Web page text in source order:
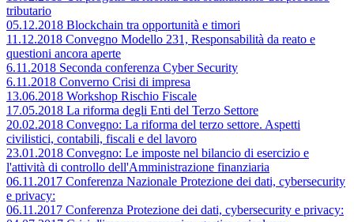
tributario
05.12.2018 Blockchain tra opportunità e timori
11.12.2018 Convegno Modello 231, Responsabilità da reato e
questioni ancora aperte
6.11.2018 Seconda conferenza Cyber Security
6.11.2018 Converno Crisi di impresa
13.06.2018 Workshop Rischio Fiscale
17.05.2018 La riforma degli Enti del Terzo Settore
20.02.2018 Convegno: La riforma del terzo settore. Aspetti
civilistici, contabili, fiscali e del lavoro
23.01.2018 Convegno: Le imposte nel bilancio di esercizio e
l'attività di controllo dell'Amministrazione finanziaria
06.11.2017 Conferenza Nazionale Protezione dei dati, cybersecurity
e privacy:
06.11.2017 Conferenza Protezione dei dati, cybersecurity e privacy: